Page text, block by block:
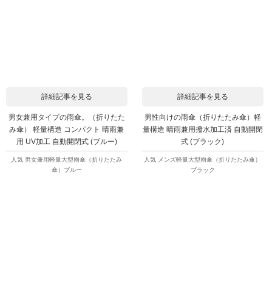
詳細記事を見る
男女兼用タイプの雨傘。（折りたた
み傘） 軽量構造 コンパクト 晴雨兼
用 UV加工 自動開閉式 (ブルー)
人気 男女兼用軽量大型雨傘（折りたたみ
傘）ブルー
詳細記事を見る
男性向けの雨傘（折りたたみ傘）軽
量構造 晴雨兼用撥水加工済 自動開閉
式 (ブラック)
人気 メンズ軽量大型雨傘（折りたたみ傘）
ブラック